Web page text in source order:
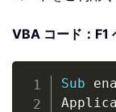
VBA コード：F1
Sub